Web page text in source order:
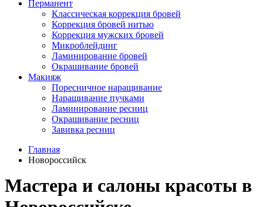
Перманент
Классическая коррекция бровей
Коррекция бровей нитью
Коррекция мужских бровей
Микроблейдинг
Ламинирование бровей
Окрашивание бровей
Макияж
Поресничное наращивание
Наращивание пучками
Ламинирование ресниц
Окрашивание ресниц
Завивка ресниц
Главная
Новороссийск
Мастера и салоны красоты в